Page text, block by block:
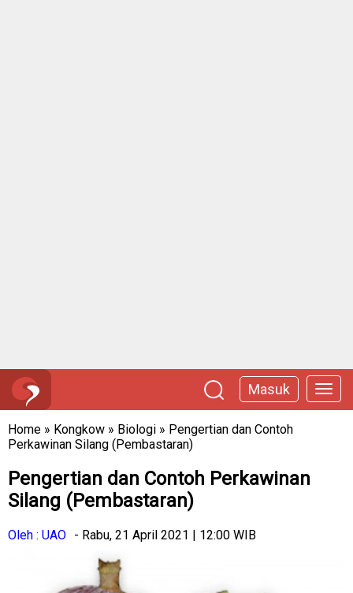
Masuk
Home » Kongkow » Biologi » Pengertian dan Contoh
Perkawinan Silang (Pembastaran)
Pengertian dan Contoh Perkawinan
Silang (Pembastaran)
Oleh : UAO - Rabu, 21 April 2021 | 12:00 WIB